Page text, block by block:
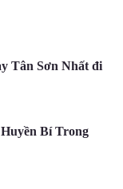
Tân Sơn Nhất đi
Bí Trong